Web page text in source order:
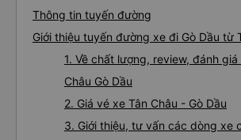
Thông tin tuyến đường
Giới thiệu tuyến đường xe đi Gò Dầu từ
1. Về chất lượng, review, đánh giá
Châu Gò Dầu
2. Giá vé xe Tân Châu - Gò Dầu
3. Giới thiệu, tư vấn các dòng xe